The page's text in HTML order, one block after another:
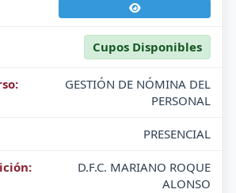
Cupos Disponibles
GESTIÓN DE NÓMINA DEL
PERSONAL
PRESENCIAL
D.F.C. MARIANO ROQUE
ALONSO